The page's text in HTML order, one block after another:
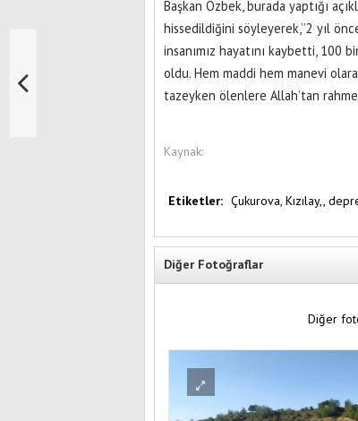
Başkan Özbek, burada yaptığı
hissedildiğini söyleyerek,’’2 yıl
insanımız hayatını kaybetti, 100
oldu. Hem maddi hem manevi
tazeyken ölenlere Allah’tan
Kaynak:
Etiketler: Çukurova, Kızılay,,
Diğer Fotoğraflar
Diğer